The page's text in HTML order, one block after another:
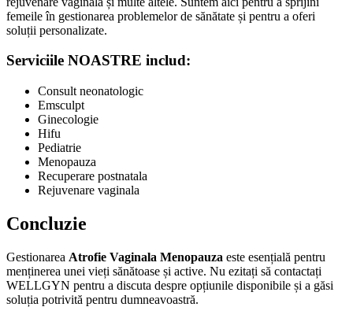
femeile în gestionarea problemelor de sănătate și pentru a oferi
soluții personalizate.
Serviciile NOASTRE includ:
Consult neonatologic
Emsculpt
Ginecologie
Hifu
Pediatrie
Menopauza
Recuperare postnatala
Rejuvenare vaginala
Concluzie
Gestionarea Atrofie Vaginala Menopauza este esențială pentru
menținerea unei vieți sănătoase și active. Nu ezitați să contactați
WELLGYN pentru a discuta despre opțiunile disponibile și a găsi
soluția potrivită pentru dumneavoastră.